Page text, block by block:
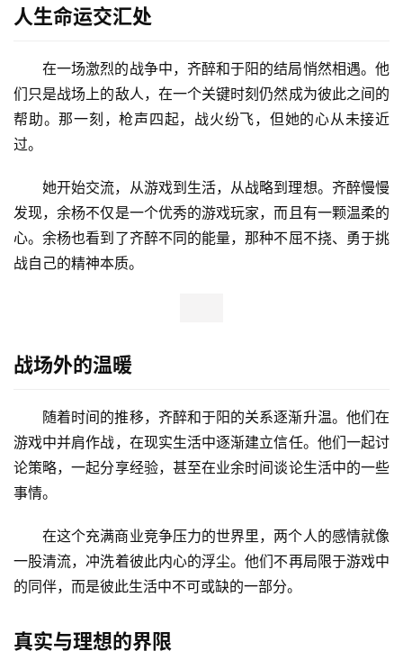
人生命运交汇处
在一场激烈的战争中，齐醉和于阳的结局悄然相遇。他
们只是战场上的敌人，在一个关键时刻仍然成为彼此之间的
帮助。那一刻，枪声四起，战火纷飞，但她的心从未接近
过。
她开始交流，从游戏到生活，从战略到理想。齐醉慢慢
发现，余杨不仅是一个优秀的游戏玩家，而且有一颗温柔的
心。余杨也看到了齐醉不同的能量，那种不屈不挠、勇于挑
战自己的精神本质。
战场外的温暖
随着时间的推移，齐醉和于阳的关系逐渐升温。他们在
游戏中并肩作战，在现实生活中逐渐建立信任。他们一起讨
论策略，一起分享经验，甚至在业余时间谈论生活中的一些
事情。
在这个充满商业竞争压力的世界里，两个人的感情就像
一股清流，冲洗着彼此内心的浮尘。他们不再局限于游戏中
的同伴，而是彼此生活中不可或缺的一部分。
真实与理想的界限